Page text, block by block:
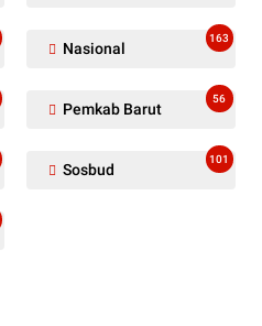
Nasional
163
Pemkab Barut
56
Sosbud
101